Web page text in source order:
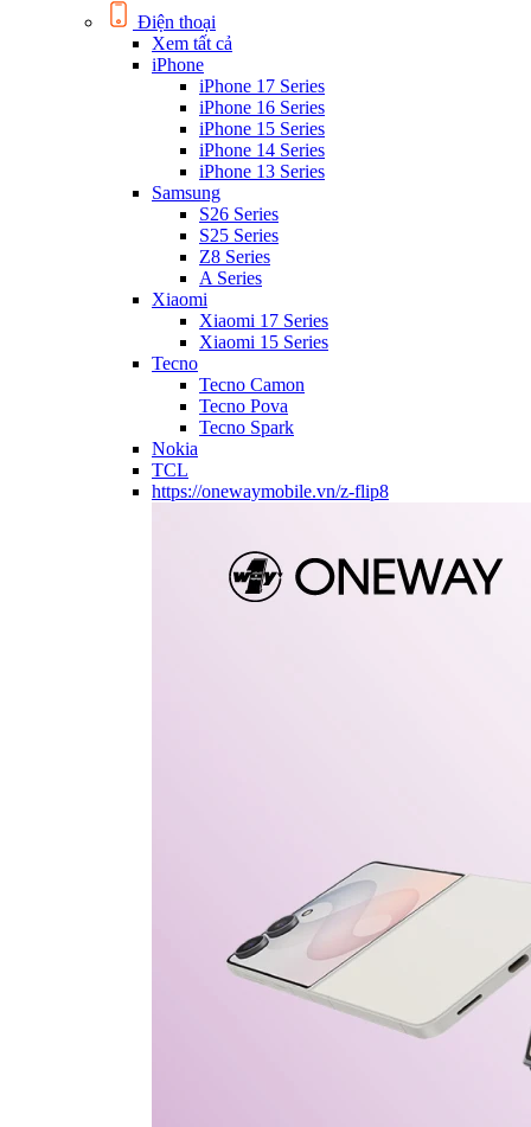
Điện thoại
Xem tất cả
iPhone
iPhone 17 Series
iPhone 16 Series
iPhone 15 Series
iPhone 14 Series
iPhone 13 Series
Samsung
S26 Series
S25 Series
Z8 Series
A Series
Xiaomi
Xiaomi 17 Series
Xiaomi 15 Series
Tecno
Tecno Camon
Tecno Pova
Tecno Spark
Nokia
TCL
https://onewaymobile.vn/z-flip8